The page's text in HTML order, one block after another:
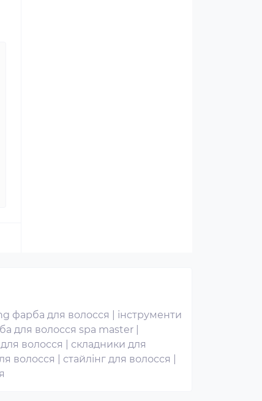
фарба для волосся
інструменти
для волосся spa master
волосся
складники для
волосся стайлінг для волосся